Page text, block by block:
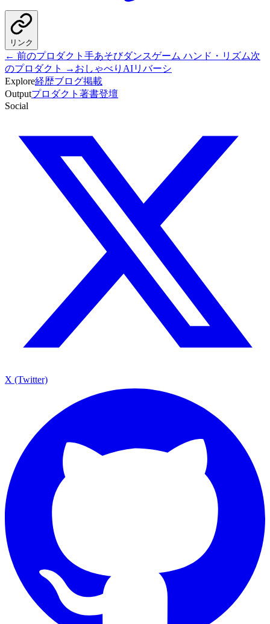
リンク
← 前のプロダクト 手あそびダンスゲーム ハンド・リズム次
のプロダクト → おしゃべりAIリバーシ
Explore経歴ブログ掲載
Outputプロダクト 著書登壇
Social
X (Twitter)